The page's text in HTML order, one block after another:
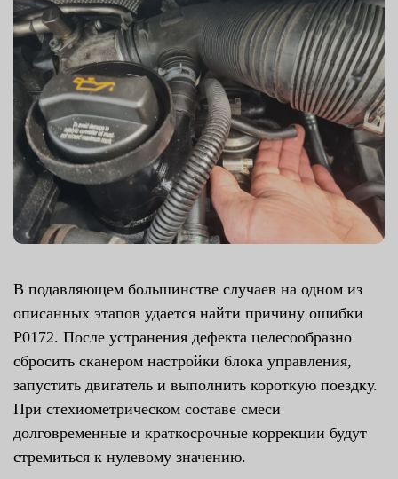
В подавляющем большинстве случаев на одном из
описанных этапов удается найти причину ошибки
P0172. После устранения дефекта целесообразно
сбросить сканером настройки блока управления,
запустить двигатель и выполнить короткую поездку.
При стехиометрическом составе смеси
долговременные и краткосрочные коррекции будут
стремиться к нулевому значению.